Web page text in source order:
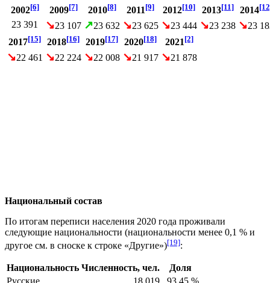
2002[6] 2009[7] 2010[8] 2011 [9] 2012[10] 2013[11] 2014
23 391 ↘23 107 ↗23 632 ↘23 625 ↘23 444 ↘23 238 ↘23
2017[15] 2018[16] 2019[17] 2020[18] 2021 [2]
↘22 461 ↘22 224 ↘22 008 ↘21 917 ↘21 878
Национальный состав
По итогам переписи населения 2020 года проживали
следующие национальности (национальности менее 0,1 % и
другое см. в сноске к строке «Другие»)[19]:
Национальность Численность, чел.
Доля